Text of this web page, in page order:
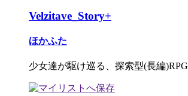
Velzitave_Story+
ほかふた
少女達が駆け巡る、探索型(長編)RPG